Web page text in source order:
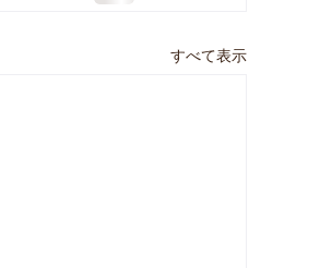
すべて表示